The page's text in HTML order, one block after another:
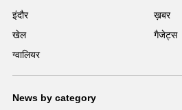
इंदौर
ख़बर
खेल
गैजेट्स
ग्वालियर
News by category